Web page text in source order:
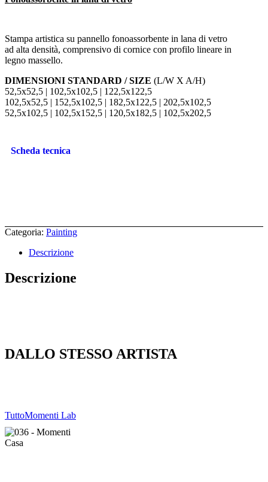
Stampa artistica su pannello fonoassorbente in lana di vetro
ad alta densità, comprensivo di cornice con profilo lineare in
legno massello.
DIMENSIONI STANDARD / SIZE (L/W X A/H)
52,5x52,5 | 102,5x102,5 | 122,5x122,5
102,5x52,5 | 152,5x102,5 | 182,5x122,5 | 202,5x102,5
52,5x102,5 | 102,5x152,5 | 120,5x182,5 | 102,5x202,5
Scheda tecnica
Categoria: Painting
Descrizione
Descrizione
DALLO STESSO ARTISTA
TuttoMomenti Lab